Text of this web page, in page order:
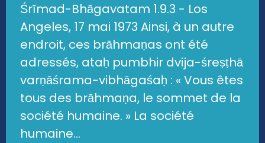
Śrīmad-Bhāgavatam 1.9.3 - Los
Angeles, 17 mai 1973 Ainsi, à un autre
endroit, ces brāhmaṇas ont été
adressés, ataḥ pumbhir dvija-śreṣṭhā
varṇāśrama-vibhāgaśaḥ : « Vous êtes
tous des brāhmaṇa, le sommet de la
société humaine. » La société
humaine...